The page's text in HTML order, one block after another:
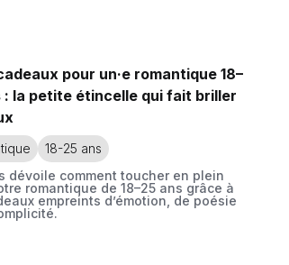
pour un·e romantique 18–
: la petite étincelle qui fait briller
18-25 ans
dévoile comment toucher en plein
romantique de 18–25 ans grâce à
empreints d’émotion, de poésie